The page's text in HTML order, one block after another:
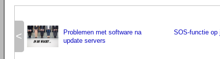
<
Problemen met software na
update servers
SOS-functie op